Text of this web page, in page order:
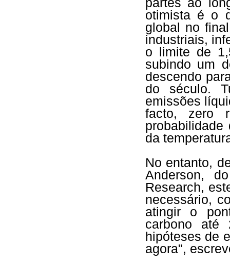
partes ao
otimista é o
global no
industriais,
o limite de
subindo um
descendo
do século.
emissões
facto, zero
da
No entanto,
Anderson,
Research,
necessário,
atingir o
carbono até
hipóteses de
agora",